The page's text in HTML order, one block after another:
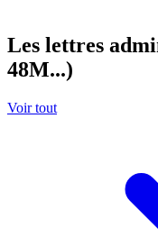
Les lettres
48M...)
Voir tout